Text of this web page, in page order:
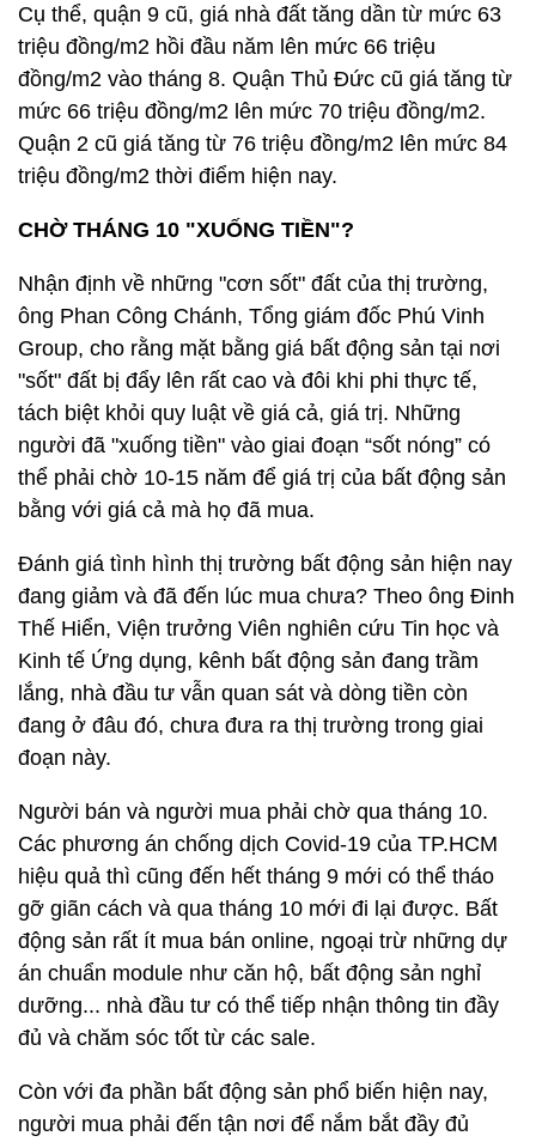
Cụ thể, quận 9 cũ, giá nhà đất tăng dần từ mức 63
triệu đồng/m2 hồi đầu năm lên mức 66 triệu
đồng/m2 vào tháng 8. Quận Thủ Đức cũ giá tăng từ
mức 66 triệu đồng/m2 lên mức 70 triệu đồng/m2.
Quận 2 cũ giá tăng từ 76 triệu đồng/m2 lên mức 84
triệu đồng/m2 thời điểm hiện nay.
CHỜ THÁNG 10 "XUỐNG TIỀN"?
Nhận định về những "cơn sốt" đất của thị trường,
ông Phan Công Chánh, Tổng giám đốc Phú Vinh
Group, cho rằng mặt bằng giá bất động sản tại nơi
"sốt" đất bị đẩy lên rất cao và đôi khi phi thực tế,
tách biệt khỏi quy luật về giá cả, giá trị. Những
người đã "xuống tiền" vào giai đoạn “sốt nóng” có
thể phải chờ 10-15 năm để giá trị của bất động sản
bằng với giá cả mà họ đã mua.
Đánh giá tình hình thị trường bất động sản hiện nay
đang giảm và đã đến lúc mua chưa? Theo ông Đinh
Thế Hiển, Viện trưởng Viên nghiên cứu Tin học và
Kinh tế Ứng dụng, kênh bất động sản đang trầm
lắng, nhà đầu tư vẫn quan sát và dòng tiền còn
đang ở đâu đó, chưa đưa ra thị trường trong giai
đoạn này.
Người bán và người mua phải chờ qua tháng 10.
Các phương án chống dịch Covid-19 của TP.HCM
hiệu quả thì cũng đến hết tháng 9 mới có thể tháo
gỡ giãn cách và qua tháng 10 mới đi lại được. Bất
động sản rất ít mua bán online, ngoại trừ những dự
án chuẩn module như căn hộ, bất động sản nghỉ
dưỡng... nhà đầu tư có thể tiếp nhận thông tin đầy
đủ và chăm sóc tốt từ các sale.
Còn với đa phần bất động sản phổ biến hiện nay,
người mua phải đến tận nơi để nắm bắt đầy đủ